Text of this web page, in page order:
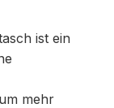
ist ein
mehr